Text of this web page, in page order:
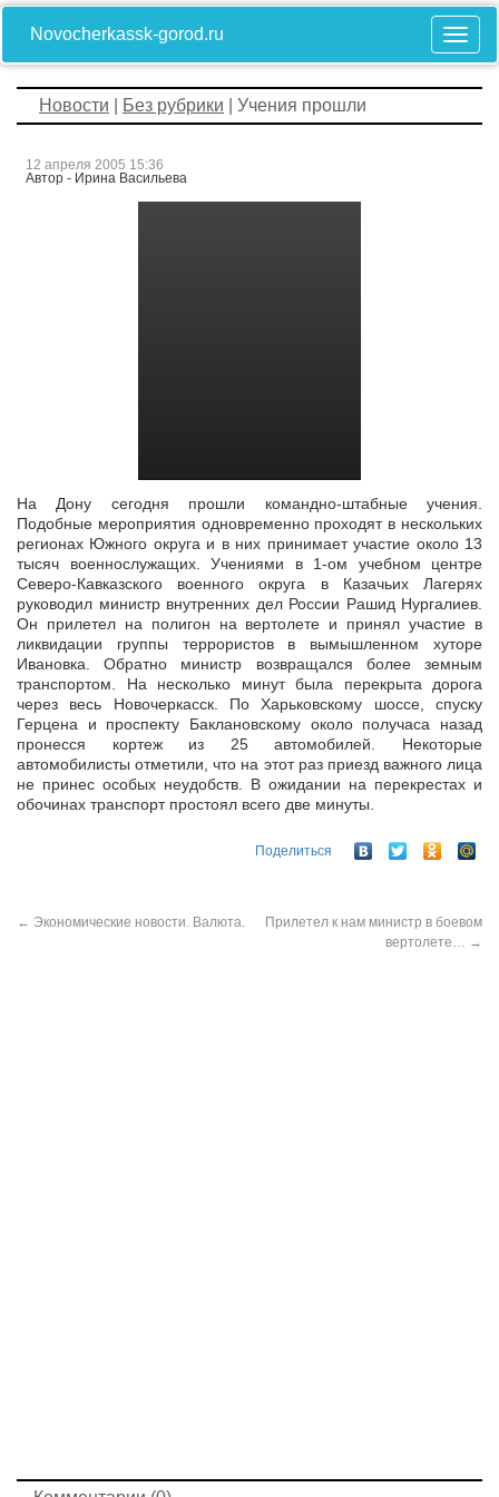
Novocherkassk-gorod.ru
Новости Без рубрики | Учения прошли
12 апреля 2005 15:36
Автор - Ирина Васильева
На Дону сегодня прошли командно-штабные учения.
Подобные мероприятия одновременно проходят в нескольких
регионах Южного округа и в них принимает участие около 13
тысяч военнослужащих. Учениями в 1-ом учебном центре
Северо-Кавказского военного округа в Казачьих Лагерях
руководил министр внутренних дел России Рашид Нургалиев.
Он прилетел на полигон на вертолете и принял участие в
ликвидации группы террористов в вымышленном хуторе
Ивановка. Обратно министр возвращался более земным
транспортом. На несколько минут была перекрыта дорога
через весь Новочеркасск. По Харьковскому шоссе, спуску
Герцена и проспекту Баклановскому около получаса назад
пронесся кортеж из 25 автомобилей. Некоторые
автомобилисты отметили, что на этот раз приезд важного лица
не принес особых неудобств. В ожидании на перекрестах и
обочинах транспорт простоял всего две минуты.
Поделиться
← Экономические новости. Валюта.
Прилетел к нам министр в боевом
вертолете… →